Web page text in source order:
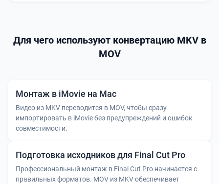
Для чего используют конвертацию MKV в
MOV
Монтаж в iMovie на Mac
Видео из MKV переводится в MOV, чтобы сразу
импортировать в iMovie без предупреждений и ошибок
совместимости.
Подготовка исходников для Final Cut Pro
Профессиональный монтаж в Final Cut Pro начинается с
правильных форматов. MOV из MKV обеспечивает